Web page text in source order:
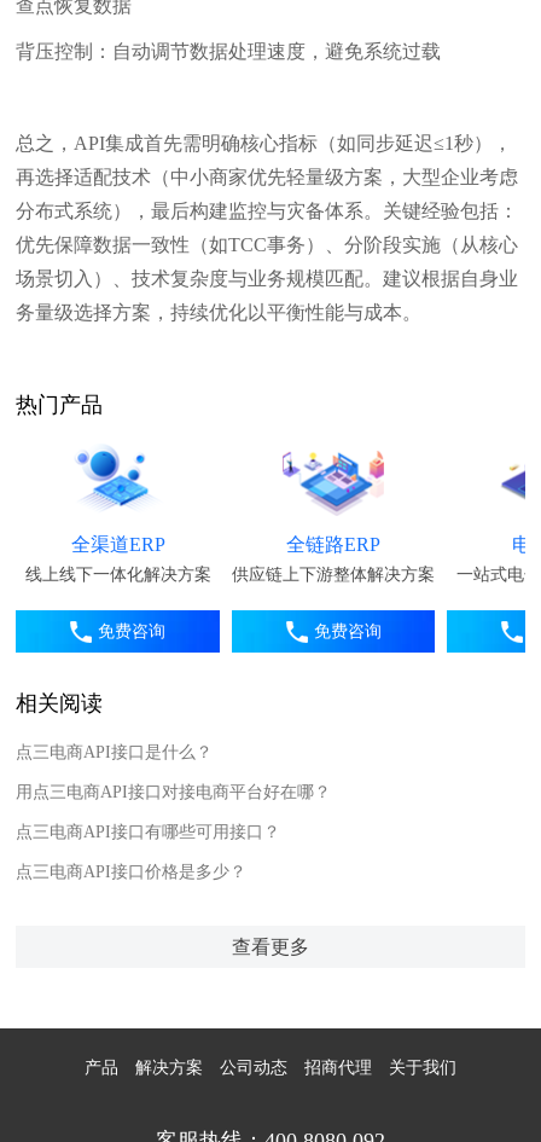
查点恢复数据
背压控制：自动调节数据处理速度，避免系统过载
总之，API集成首先需明确核心指标（如同步延迟≤1秒），
再选择适配技术（中小商家优先轻量级方案，大型企业考虑
分布式系统），最后构建监控与灾备体系。关键经验包括：
优先保障数据一致性（如TCC事务）、分阶段实施（从核心
场景切入）、技术复杂度与业务规模匹配。建议根据自身业
务量级选择方案，持续优化以平衡性能与成本。
热门产品
全渠道ERP
线上线下一体化解决方案
免费咨询
全链路ERP
供应链上下游整体解决方案
免费咨询
电
一站式电
相关阅读
点三电商API接口是什么？
用点三电商API接口对接电商平台好在哪？
点三电商API接口有哪些可用接口？
点三电商API接口价格是多少？
查看更多
产品 解决方案 公司动态 招商代理 关于我们